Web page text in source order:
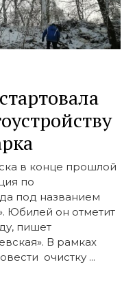
в конце прошлой
по
под названием
Юбилей он отметит
пишет
В рамках
очистку ...